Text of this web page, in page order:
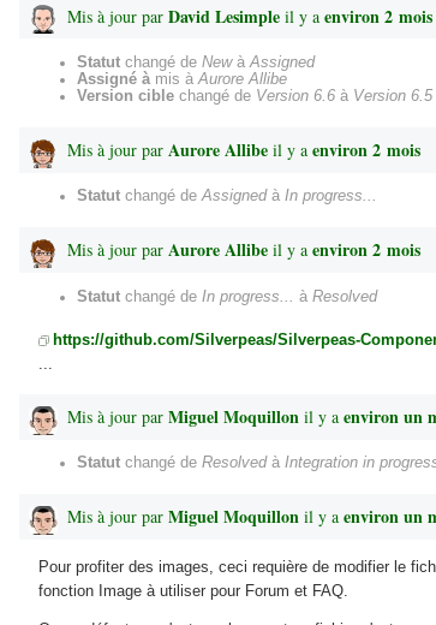
Mis à jour par David Lesimple il y a environ 2 mois
Statut changé de NewàAssigned
Assigné à mis àAurore Allibe
Version cible changé de Version 6.6 à Version 6.5
Mis à jour par Aurore Allibe il y a environ 2 mois
Statut changé deAssignedà In progress...
Mis à jour par Aurore Allibe il y a environ 2 mois
Statut changé de In progress... à Resolved
https://github.com/Silverpeas/Silverpeas-
Mis à jour par Miguel Moquillon il y a environ un
Statut changé de Resolvedà Integration in
Mis à jour par Miguel Moquillon il y a environ un
Pour profiter des images, ceci requière de modifier le
fonction Image à utiliser pour Forum et FAQ.